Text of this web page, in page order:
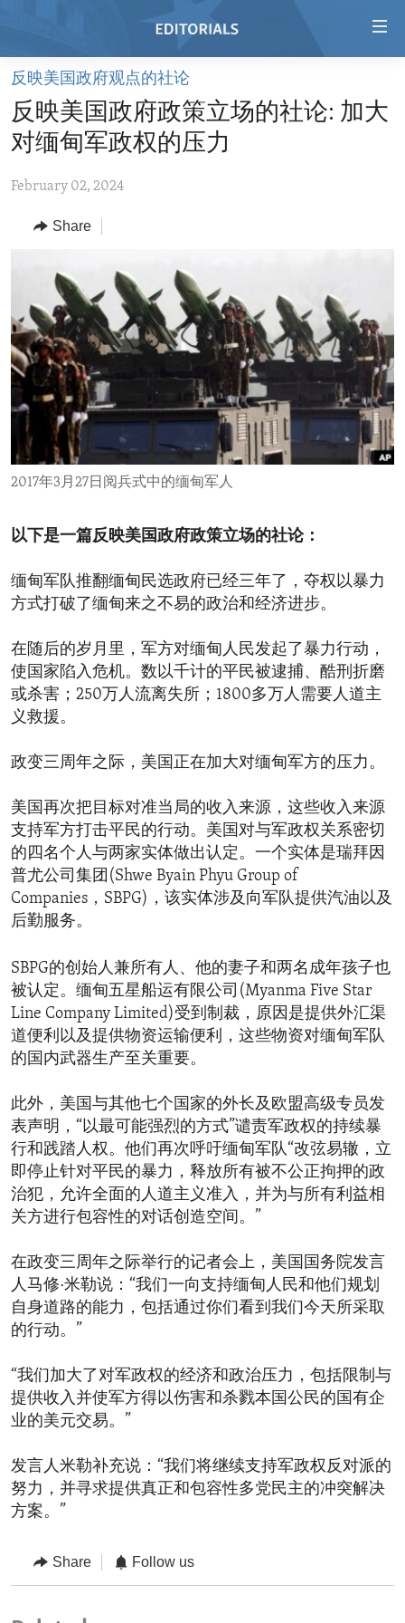
Skip
main
content
to
Navigation
HOME
VIDEO
REGIONS
AFRICA
ASIA
EUROPE
MIDDLE EAST
TOPICS
SECURITY AND DEFENSE
AID AND DEVELOPMENT
DEMOCRACY AND GOVERNANCE
ECONOMY AND TRADE
ENVIRONMENT AND HEALTH
IDEALS AND INSTITUTIONS
ABOUT US
FOLLOW US
反映美国政府观点的社论
反映美国政府政策立场的社论: 加大
对缅甸军政权的压力
February 02, 2024
Share
2017年3月27日阅兵式中的缅甸军人
以下是一篇反映美国政府政策立场的社论：
缅甸军队推翻缅甸民选政府已经三年了，夺权以暴力
方式打破了缅甸来之不易的政治和经济进步。
在随后的岁月里，军方对缅甸人民发起了暴力行动，
使国家陷入危机。数以千计的平民被逮捕、酷刑折磨
或杀害；250万人流离失所；1800多万人需要人道主
义救援。
政变三周年之际，美国正在加大对缅甸军方的压力。
美国再次把目标对准当局的收入来源，这些收入来源
支持军方打击平民的行动。美国对与军政权关系密切
的四名个人与两家实体做出认定。一个实体是瑞拜因
普尤公司集团(Shwe Byain Phyu Group of
Companies，SBPG)，该实体涉及向军队提供汽油以及
后勤服务。
SBPG的创始人兼所有人、他的妻子和两名成年孩子也
被认定。缅甸五星船运有限公司(Myanma Five Star
Line Company Limited)受到制裁，原因是提供外汇渠
道便利以及提供物资运输便利，这些物资对缅甸军队
的国内武器生产至关重要。
此外，美国与其他七个国家的外长及欧盟高级专员发
表声明，“以最可能强烈的方式”谴责军政权的持续暴
行和践踏人权。他们再次呼吁缅甸军队“改弦易辙，立
即停止针对平民的暴力，释放所有被不公正拘押的政
治犯，允许全面的人道主义准入，并为与所有利益相
关方进行包容性的对话创造空间。”
在政变三周年之际举行的记者会上，美国国务院发言
人马修·米勒说：“我们一向支持缅甸人民和他们规划
自身道路的能力，包括通过你们看到我们今天所采取
的行动。”
“我们加大了对军政权的经济和政治压力，包括限制与
提供收入并使军方得以伤害和杀戮本国公民的国有企
业的美元交易。”
发言人米勒补充说：“我们将继续支持军政权反对派的
努力，并寻求提供真正和包容性多党民主的冲突解决
方案。”
Share Follow us